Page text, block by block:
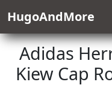
HugoAndMore
Adidas
Kiew Cap